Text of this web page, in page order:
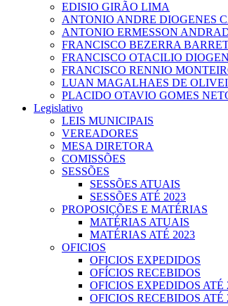
EDISIO GIRÃO LIMA
ANTONIO ANDRE DIOGENES
ANTONIO ERMESSON
FRANCISCO BEZERRA
FRANCISCO OTACILIO
FRANCISCO RENNIO
LUAN MAGALHAES DE
PLACIDO OTAVIO GOMES
Legislativo
LEIS MUNICIPAIS
VEREADORES
MESA DIRETORA
COMISSÕES
SESSÕES
SESSÕES ATUAIS
SESSÕES ATÉ 2023
PROPOSIÇÕES E MATÉRIAS
MATÉRIAS ATUAIS
MATÉRIAS ATÉ 2023
OFICIOS
OFICIOS EXPEDIDOS
OFÍCIOS RECEBIDOS
OFICIOS EXPEDIDOS ATÉ
OFICIOS RECEBIDOS ATÉ